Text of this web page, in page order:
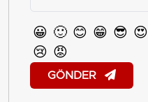
😀 🙂 😊 😁 😎 😍
😢 😡
GÖNDER